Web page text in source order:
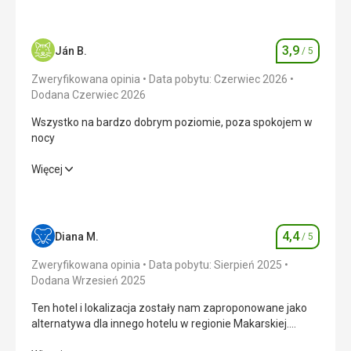
Ján B. Ocena
3,9 / 5
Zweryfikowana opinia
Data pobytu: Czerwiec 2026
Dodana Czerwiec 2026
Wszystko na bardzo dobrym poziomie, poza spokojem w
nocy
Wszystko na bardzo dobrym poziomie, poza spokojem w
Zakwaterowanie 4,0/ 5
Okolica
Usługi 4,0/ 5
Więcej
Diana M. Ocena
4,4/ 5
Zweryfikowana opinia
Data pobytu: Sierpień 2025
Dodana Wrzesień 2025
Ten hotel i lokalizacja zostały nam zaproponowane jako
alternatywa dla innego hotelu w regionie Makarskiej.